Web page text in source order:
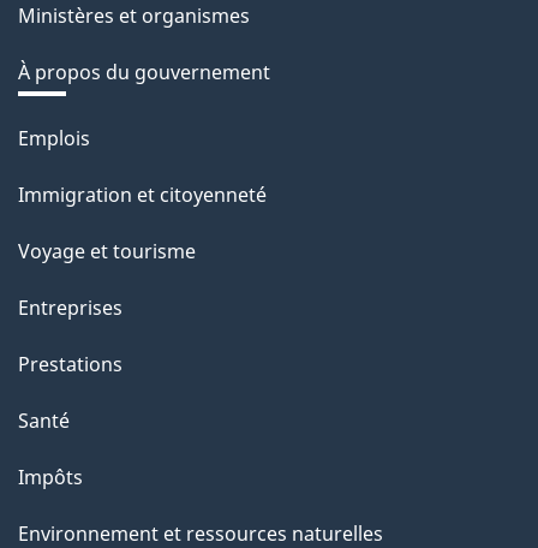
Ministères et organismes
À propos du gouvernement
Thèmes
sujets
Emplois
Immigration et citoyenneté
Voyage et tourisme
Entreprises
Prestations
Santé
Impôts
Environnement et ressources naturelles